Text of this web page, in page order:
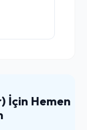
İçin Hemen